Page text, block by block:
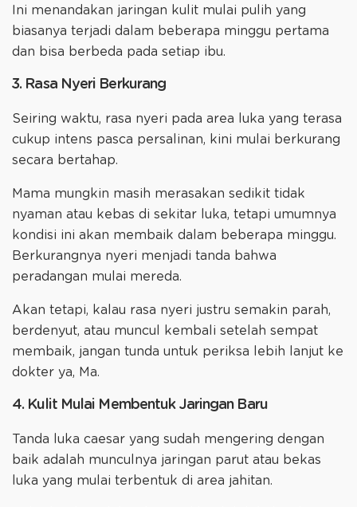
Ini menandakan jaringan kulit mulai pulih yang
biasanya terjadi dalam beberapa minggu pertama
dan bisa berbeda pada setiap ibu.
3. Rasa Nyeri Berkurang
Seiring waktu, rasa nyeri pada area luka yang terasa
cukup intens pasca persalinan, kini mulai berkurang
secara bertahap.
Mama mungkin masih merasakan sedikit tidak
nyaman atau kebas di sekitar luka, tetapi umumnya
kondisi ini akan membaik dalam beberapa minggu.
Berkurangnya nyeri menjadi tanda bahwa
peradangan mulai mereda.
Akan tetapi, kalau rasa nyeri justru semakin parah,
berdenyut, atau muncul kembali setelah sempat
membaik, jangan tunda untuk periksa lebih lanjut ke
dokter ya, Ma.
4. Kulit Mulai Membentuk Jaringan Baru
Tanda luka caesar yang sudah mengering dengan
baik adalah munculnya jaringan parut atau bekas
luka yang mulai terbentuk di area jahitan.